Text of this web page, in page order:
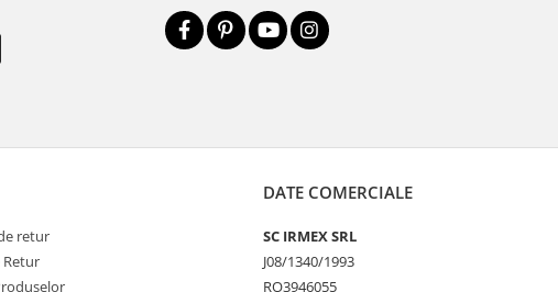
retur
Retur
DATE COMERCIALE
SC IRMEX SRL
J08/1340/1993
RO3946055